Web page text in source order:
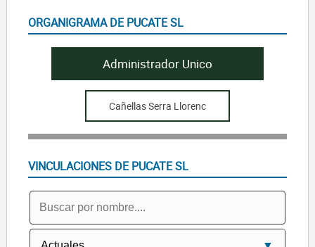
ORGANIGRAMA DE PUCATE SL
Administrador Unico
Cañellas Serra Llorenc
VINCULACIONES DE PUCATE SL